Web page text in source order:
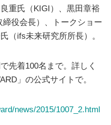
重氏（KIGI）、黒田章裕
役会長）、トークショー
（ifs未来研究所所長）。
先着100名まで。詳しく
」の公式サイトで。
news/2015/1007_2.html